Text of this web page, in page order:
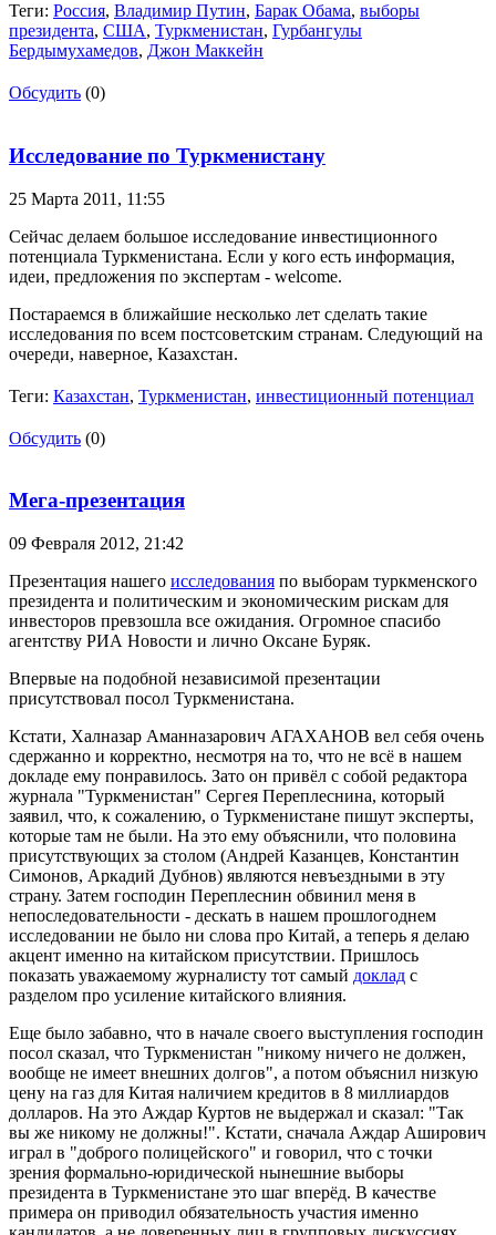
Теги: Россия, Владимир Путин, Барак Обама, выборы
президента, США, Туркменистан, Гурбангулы
Бердымухамедов, Джон Маккейн
Обсудить (0)
Исследование по Туркменистану
25 Марта 2011, 11:55
Сейчас делаем большое исследование инвестиционного
потенциала Туркменистана. Если у кого есть информация,
идеи, предложения по экспертам - welcome.
Постараемся в ближайшие несколько лет сделать такие
исследования по всем постсоветским странам. Следующий на
очереди, наверное, Казахстан.
Теги: Казахстан, Туркменистан, инвестиционный потенциал
Обсудить (0)
Мега-презентация
09 Февраля 2012, 21:42
Презентация нашего исследования по выборам туркменского
президента и политическим и экономическим рискам для
инвесторов превзошла все ожидания. Огромное спасибо
агентству РИА Новости и лично Оксане Буряк.
Впервые на подобной независимой презентации
присутствовал посол Туркменистана.
Кстати, Халназар Аманназарович АГАХАНОВ вел себя очень
сдержанно и корректно, несмотря на то, что не всё в нашем
докладе ему понравилось. Зато он привёл с собой редактора
журнала "Туркменистан" Сергея Переплеснина, который
заявил, что, к сожалению, о Туркменистане пишут эксперты,
которые там не были. На это ему объяснили, что половина
присутствующих за столом (Андрей Казанцев, Константин
Симонов, Аркадий Дубнов) являются невъездными в эту
страну. Затем господин Переплеснин обвинил меня в
непоследовательности - дескать в нашем прошлогоднем
исследовании не было ни слова про Китай, а теперь я делаю
акцент именно на китайском присутствии. Пришлось
показать уважаемому журналисту тот самый доклад с
разделом про усиление китайского влияния.
Еще было забавно, что в начале своего выступления господин
посол сказал, что Туркменистан "никому ничего не должен,
вообще не имеет внешних долгов", а потом объяснил низкую
цену на газ для Китая наличием кредитов в 8 миллиардов
долларов. На это Аждар Куртов не выдержал и сказал: "Так
вы же никому не должны!". Кстати, сначала Аждар Аширович
играл в "доброго полицейского" и говорил, что с точки
зрения формально-юридической нынешние выборы
президента в Туркменистане это шаг вперёд. В качестве
примера он приводил обязательность участия именно